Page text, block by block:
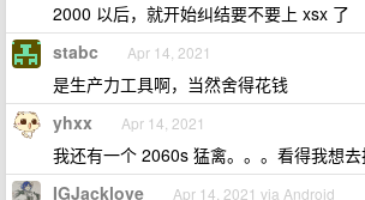
2000 以后，就开始纠结要不要上 xsx 了
stabc Apr 14, 2021
是生产力工具啊，当然舍得花钱
yhxx Apr 14, 2021
我还有一个 2060s 猛禽。。。看得我想
IGJacklove Apr 14, 2021 via Android